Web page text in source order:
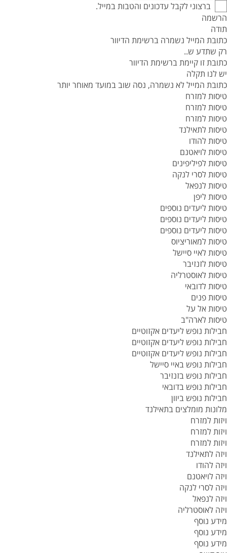
ברצוני לקבל עדכונים והטבות במייל.
הרשמה
תודה
כתובת המייל נשמרה ברשימת הדיוור
רק שתדע ש..
כתובת זו קיימת ברשימת הדיוור
יש לנו תקלה
כתובת המייל לא נשמרה, נסה שוב במועד מאוחר יותר
טיסות למזרח
טיסות למזרח
טיסות למזרח
טיסות לתאילנד
טיסות להודו
טיסות לויאטנם
טיסות לפיליפינים
טיסות לסרי לנקה
טיסות לנפאל
טיסות ליפן
טיסות ליעדים נוספים
טיסות ליעדים נוספים
טיסות ליעדים נוספים
טיסות למאוריציוס
טיסות לאיי סיישל
טיסות לזנזיבר
טיסות לאוסטרליה
טיסות לדובאי
טיסות פנים
טיסות אל על
טיסות לארה"ב
חבילות נופש ליעדים אקזוטיים
חבילות נופש ליעדים אקזוטיים
חבילות נופש ליעדים אקזוטיים
חבילות נופש באיי סיישל
חבילות נופש בזנזיבר
חבילות נופש בדובאי
חבילות נופש ביוון
מלונות מומלצים בתאילנד
ויזות למזרח
ויזות למזרח
ויזות למזרח
ויזה לתאילנד
ויזה להודו
ויזה לויאטנם
ויזה לסרי לנקה
ויזה לנפאל
ויזה לאוסטרליה
מידע נוסף
מידע נוסף
מידע נוסף